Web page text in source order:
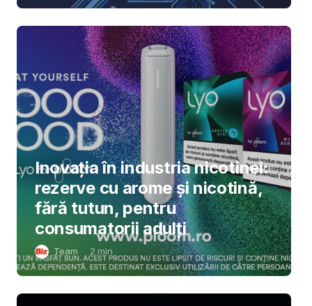
Inovația în industria nicotinei:
rezerve cu arome și nicotină,
fără tutun, pentru
consumatorii adulți
Team 2 min